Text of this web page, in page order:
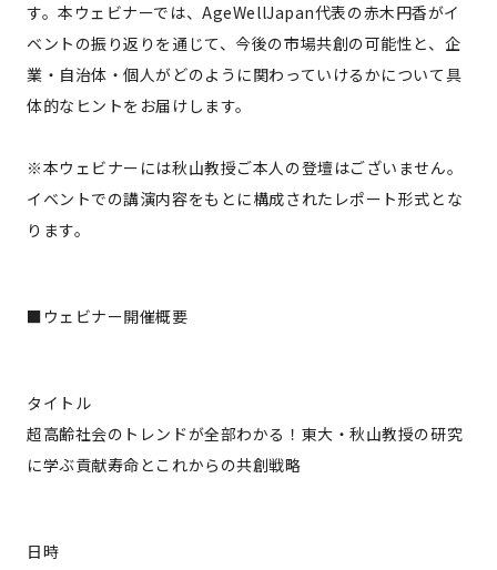
す。本ウェビナーでは、AgeWellJapan代表の赤木円香がイ
ベントの振り返りを通じて、今後の市場共創の可能性と、企
業・自治体・個人がどのように関わっていけるかについて具
体的なヒントをお届けします。
※本ウェビナーには秋山教授ご本人の登壇はございません。
イベントでの講演内容をもとに構成されたレポート形式とな
ります。
■ウェビナー開催概要
タイトル
超高齢社会のトレンドが全部わかる！東大・秋山教授の研究
に学ぶ貢献寿命とこれからの共創戦略
日時